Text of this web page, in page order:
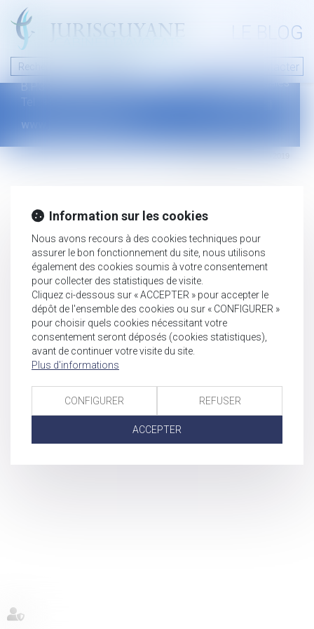
LE BLOG
Nous contacter
46 avenue de la liberté
B.P.315 - 97327 Cayenne Cedex
Tel : +594 594 29 45 35
www.jurisguyane.com
Mentions légales
Information sur les cookies
Nous avons recours à des cookies techniques pour
assurer le bon fonctionnement du site, nous utilisons
également des cookies soumis à votre consentement
pour collecter des statistiques de visite.
Cliquez ci-dessous sur « ACCEPTER » pour accepter le
dépôt de l'ensemble des cookies ou sur « CONFIGURER »
pour choisir quels cookies nécessitant votre
consentement seront déposés (cookies statistiques),
avant de continuer votre visite du site.
Plus d'informations
CONFIGURER REFUSER
ACCEPTER